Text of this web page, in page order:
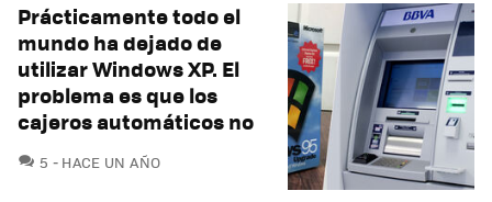
Prácticamente todo el
mundo ha dejado de
utilizar Windows XP. El
problema es que los
cajeros automáticos no
5 COMENTARIOS
HACE UN AÑO